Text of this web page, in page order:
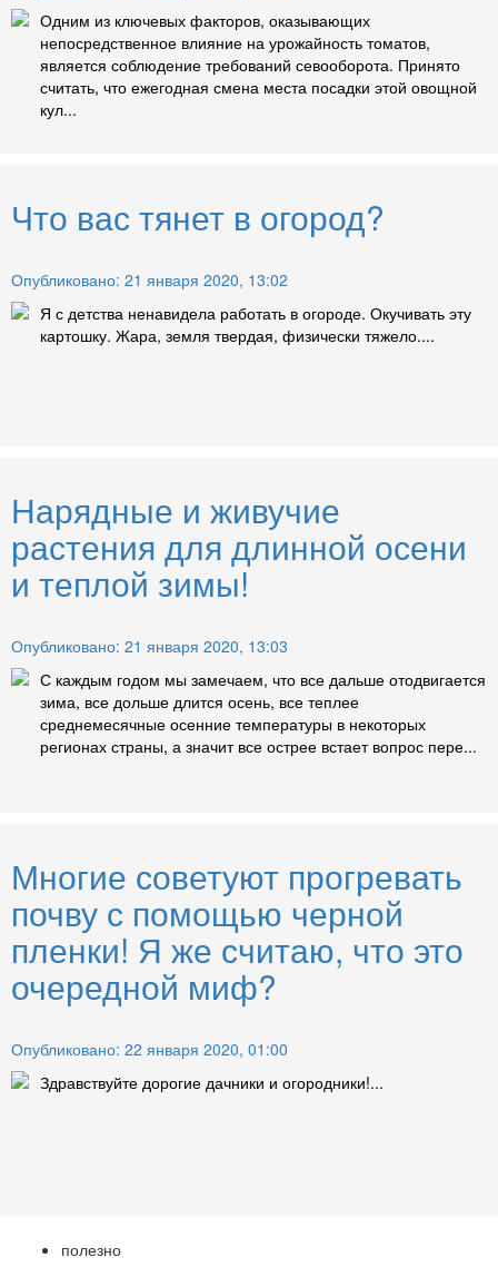
Одним из ключевых факторов, оказывающих
непосредственное влияние на урожайность томатов,
является соблюдение требований севооборота. Принято
считать, что ежегодная смена места посадки этой овощной
кул...
Что вас тянет в огород?
Опубликовано: 21 января 2020, 13:02
Я с детства ненавидела работать в огороде. Окучивать эту
картошку. Жара, земля твердая, физически тяжело....
Нарядные и живучие
растения для длинной осени
и теплой зимы!
Опубликовано: 21 января 2020, 13:03
С каждым годом мы замечаем, что все дальше отодвигается
зима, все дольше длится осень, все теплее
среднемесячные осенние температуры в некоторых
регионах страны, а значит все острее встает вопрос пере...
Многие советуют прогревать
почву с помощью черной
пленки! Я же считаю, что это
очередной миф?
Опубликовано: 22 января 2020, 01:00
Здравствуйте дорогие дачники и огородники!...
полезно